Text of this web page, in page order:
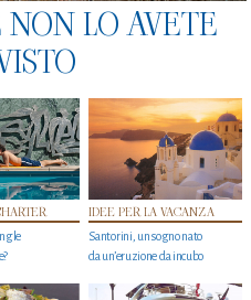
LO AVETE
IDEE PER LA VACANZA
Santorini, un sogno nato
da un’eruzione da incubo